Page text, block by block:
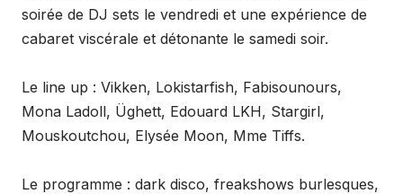
soirée de DJ sets le vendredi et une expérience de
cabaret viscérale et détonante le samedi soir.
Le line up : Vikken, Lokistarfish, Fabisounours,
Mona Ladoll, Üghett, Edouard LKH, Stargirl,
Mouskoutchou, Elysée Moon, Mme Tiffs.
Le programme : dark disco, freakshows burlesques,